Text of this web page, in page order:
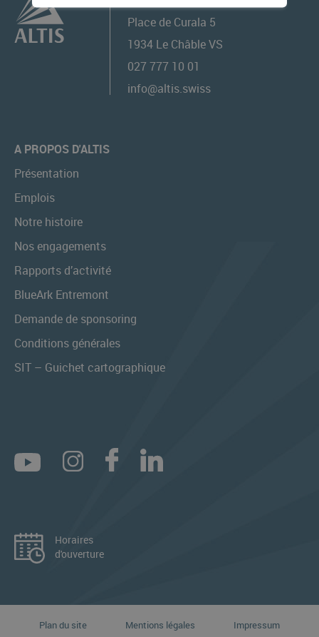
Place de Curala 5
1934 Le Châble VS
027 777 10 01
info@altis.swiss
A PROPOS D'ALTIS
Présentation
Emplois
Notre histoire
Nos engagements
Rapports d’activité
BlueArk Entremont
Demande de sponsoring
Conditions générales
SIT – Guichet cartographique
Horaires
d'ouverture
Plan du site Mentions légales Impressum